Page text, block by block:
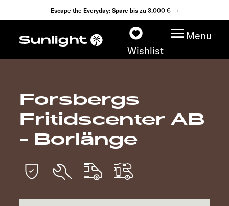
Escape the Everyday: Spare bis zu 3.000 € →
Wishlist
Menu
Modelle
Konfigurator
Fahrzeugfinder
Forsbergs
Fritidscenter AB
- Borlänge